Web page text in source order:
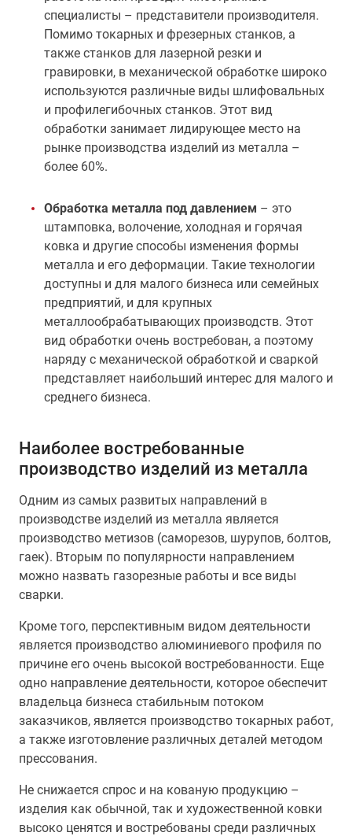
специалисты – представители производителя.
Помимо токарных и фрезерных станков, а
также станков для лазерной резки и
гравировки, в механической обработке широко
используются различные виды шлифовальных
и профилегибочных станков. Этот вид
обработки занимает лидирующее место на
рынке производства изделий из металла –
более 60%.
Обработка металла под давлением – это
штамповка, волочение, холодная и горячая
ковка и другие способы изменения формы
металла и его деформации. Такие технологии
доступны и для малого бизнеса или семейных
предприятий, и для крупных
металлообрабатывающих производств. Этот
вид обработки очень востребован, а поэтому
наряду с механической обработкой и сваркой
представляет наибольший интерес для малого и
среднего бизнеса.
Наиболее востребованные
производство изделий из металла
Одним из самых развитых направлений в
производстве изделий из металла является
производство метизов (саморезов, шурупов, болтов,
гаек). Вторым по популярности направлением
можно назвать газорезные работы и все виды
сварки.
Кроме того, перспективным видом деятельности
является производство алюминиевого профиля по
причине его очень высокой востребованности. Еще
одно направление деятельности, которое обеспечит
владельца бизнеса стабильным потоком
заказчиков, является производство токарных работ,
а также изготовление различных деталей методом
прессования.
Не снижается спрос и на кованую продукцию –
изделия как обычной, так и художественной ковки
высоко ценятся и востребованы среди различных